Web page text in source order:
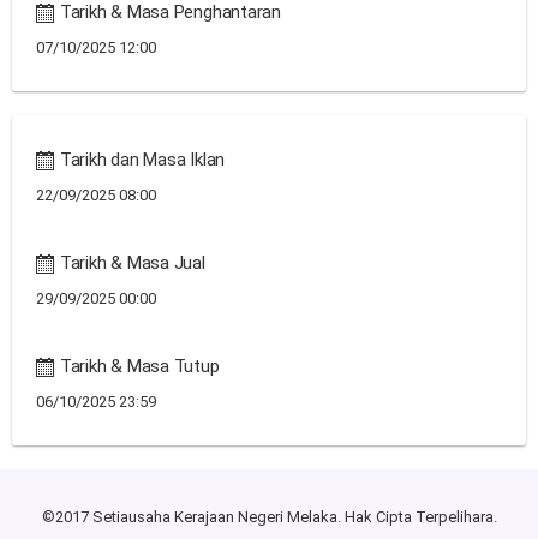
Tarikh & Masa Penghantaran
07/10/2025 12:00
Tarikh dan Masa Iklan
22/09/2025 08:00
Tarikh & Masa Jual
29/09/2025 00:00
Tarikh & Masa Tutup
06/10/2025 23:59
©2017 Setiausaha Kerajaan Negeri Melaka. Hak Cipta Terpelihara.